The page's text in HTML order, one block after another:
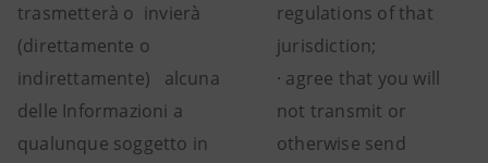
trasmetterà o invierà
(direttamente o
indirettamente) alcuna
delle Informazioni a
qualunque soggetto in
regulations of that
jurisdiction;
· agree that you will
not transmit or
otherwise send